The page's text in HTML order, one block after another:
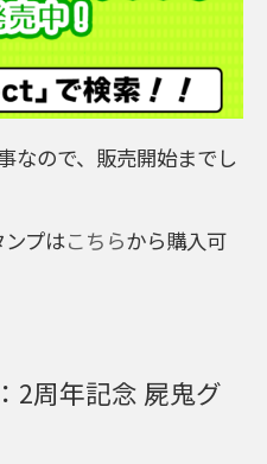
なので、販売開始までし
プはこちらから購入可
周年記念 屍鬼グ